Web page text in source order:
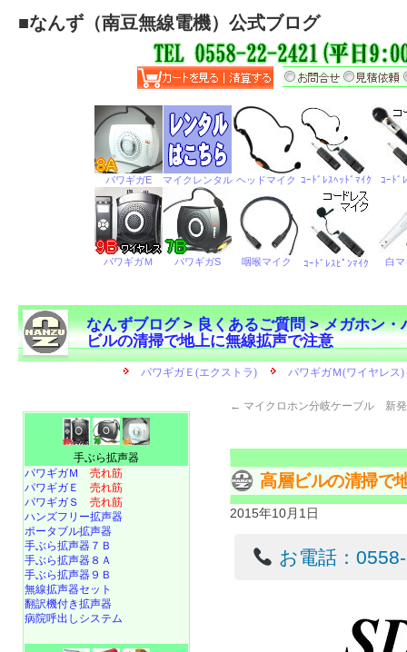
■なんず（南豆無線電機）公式ブログ
なんずブログ>良くあるご質問>メガホン・
ビルの清掃で地上に無線拡声で注意
← マイクロホン分岐ケーブル 新
高層ビルの清掃で
2015年10月1日
お電話：
手ぶら拡声器
パワギガＭ 売れ筋
パワギガＥ 売れ筋
パワギガＳ 売れ筋
ハンズフリー拡声器
ポータブル拡声器
手ぶら拡声器７Ｂ
手ぶら拡声器８Ａ
手ぶら拡声器９Ｂ
無線拡声器セット
翻訳機付き拡声器
病院呼出しシステム